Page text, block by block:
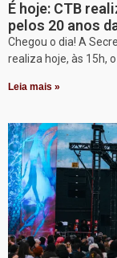
É hoje: CTB
pelos 20 anos
Chegou o dia! A
realiza hoje, às 15h,
Leia mais »